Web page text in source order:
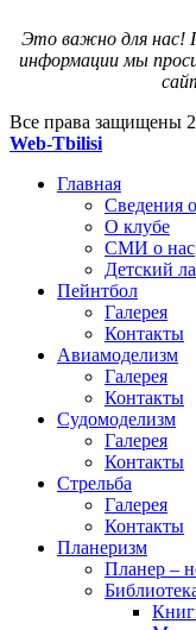
Это важно для нас!
информации мы
Все права защищены
Web-Tbilisi
Главная
Сведения
О клубе
СМИ о нас
Детский
Пейнтбол
Галерея
Контакты
Авиамоделизм
Галерея
Контакты
Судомоделизм
Галерея
Контакты
Стрельба
Галерея
Контакты
Планеризм
Планер –